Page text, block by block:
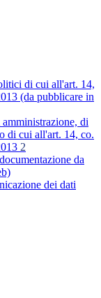
di cui all'art. 14,
(da pubblicare in
di
di cui all'art. 14, co.
2
da
dei dati